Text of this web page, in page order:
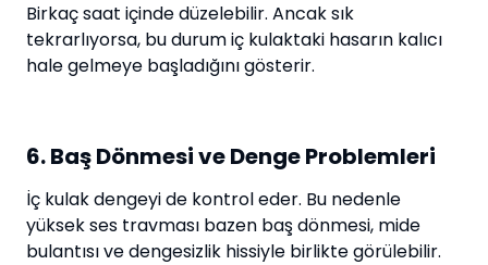
Birkaç saat içinde düzelebilir. Ancak sık
tekrarlıyorsa, bu durum iç kulaktaki hasarın kalıcı
hale gelmeye başladığını gösterir.
6. Baş Dönmesi ve Denge Problemleri
İç kulak dengeyi de kontrol eder. Bu nedenle
yüksek ses travması bazen baş dönmesi, mide
bulantısı ve dengesizlik hissiyle birlikte görülebilir.